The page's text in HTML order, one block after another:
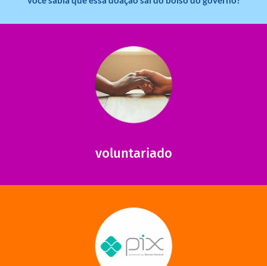
voluntariado
ajudar com certos assuntos. Entre em contato conosco e
saiba como nos ajudar.
saiba mais
saiba mais